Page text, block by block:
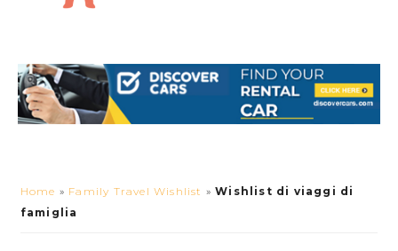
Home » Family Travel Wishlist »Wishlist di viaggi di
famiglia